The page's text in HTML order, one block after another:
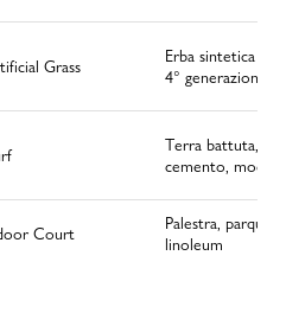
Grass
Erba sintetica di
4° generazione
Terra battuta,
cemento,
Court
Palestra, parquet,
linoleum